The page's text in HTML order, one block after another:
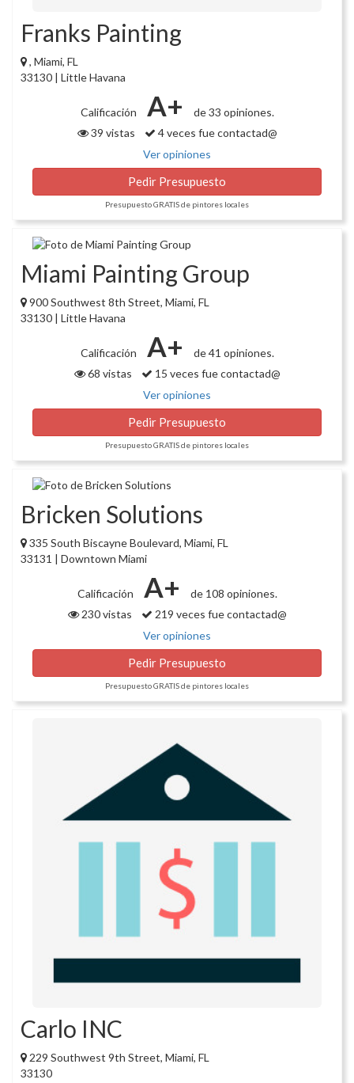
Franks Painting
, Miami, FL
33130 | Little Havana
Calificación A+
de 33 opiniones.
39 vistas
4 veces fue contactad@
Ver opiniones
Pedir Presupuesto
Presupuesto GRATIS de pintores locales
Miami Painting Group
900 Southwest 8th Street, Miami, FL
33130 | Little Havana
Calificación A+
de 41 opiniones.
68 vistas
15 veces fue contactad@
Ver opiniones
Pedir Presupuesto
Presupuesto GRATIS de pintores locales
Bricken Solutions
335 South Biscayne Boulevard, Miami, FL
33131 | Downtown Miami
Calificación A+
de 108 opiniones.
230 vistas
219 veces fue contactad@
Ver opiniones
Pedir Presupuesto
Presupuesto GRATIS de pintores locales
Carlo INC
229 Southwest 9th Street, Miami, FL
33130